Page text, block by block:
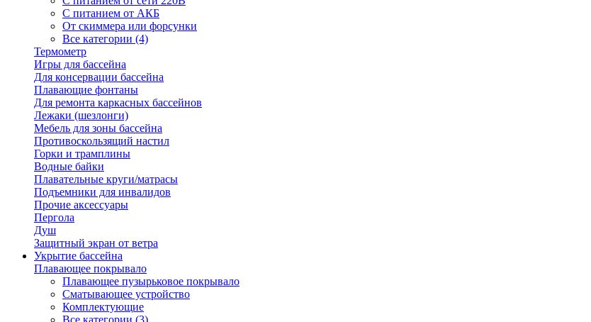
С питанием от АКБ
От скиммера или форсунки
Все категории (4)
Термометр
Игры для бассейна
Для консервации бассейна
Плавающие фонтаны
Для ремонта каркасных бассейнов
Лежаки (шезлонги)
Мебель для зоны бассейна
Противоскользящий настил
Горки и трамплины
Водные байки
Плавательные круги/матрасы
Подъемники для инвалидов
Прочие аксессуары
Пергола
Душ
Защитный экран от ветра
Укрытие бассейна
Плавающее покрывало
Плавающее пузырьковое покрывало
Сматывающее устройство
Комплектующие
Все категории (3)